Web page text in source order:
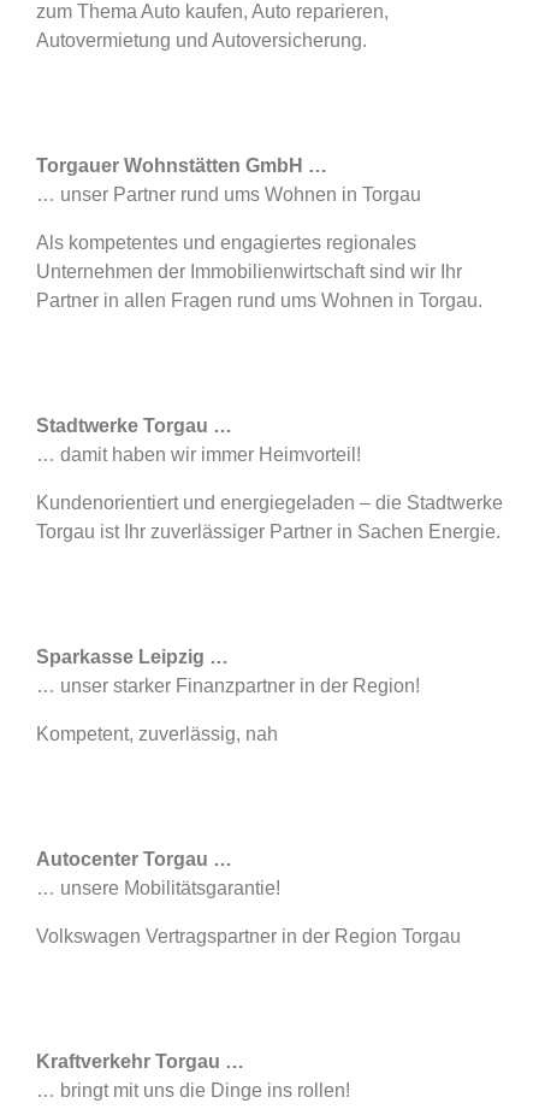
zum Thema Auto kaufen, Auto reparieren,
Autovermietung und Autoversicherung.
Torgauer Wohnstätten GmbH …
… unser Partner rund ums Wohnen in Torgau
Als kompetentes und engagiertes regionales
Unternehmen der Immobilienwirtschaft sind wir Ihr
Partner in allen Fragen rund ums Wohnen in Torgau.
Stadtwerke Torgau …
… damit haben wir immer Heimvorteil!
Kundenorientiert und energiegeladen – die Stadtwerke
Torgau ist Ihr zuverlässiger Partner in Sachen Energie.
Sparkasse Leipzig …
… unser starker Finanzpartner in der Region!
Kompetent, zuverlässig, nah
Autocenter Torgau …
… unsere Mobilitätsgarantie!
Volkswagen Vertragspartner in der Region Torgau
Kraftverkehr Torgau …
… bringt mit uns die Dinge ins rollen!